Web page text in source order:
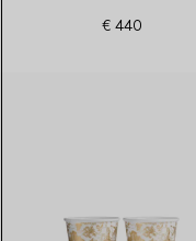
€ 440